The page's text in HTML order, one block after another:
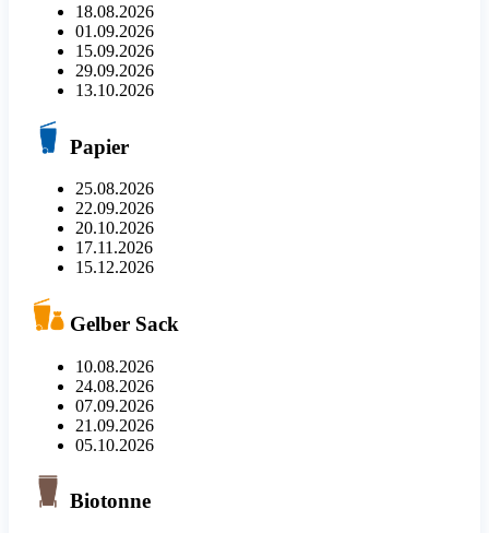
18.08.2026
01.09.2026
15.09.2026
29.09.2026
13.10.2026
Papier
25.08.2026
22.09.2026
20.10.2026
17.11.2026
15.12.2026
Gelber Sack
10.08.2026
24.08.2026
07.09.2026
21.09.2026
05.10.2026
Biotonne